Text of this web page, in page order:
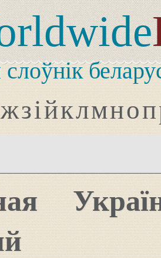
жзійклмноп